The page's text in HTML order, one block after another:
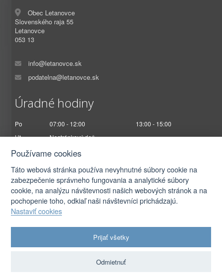
Obec Letanovce
Slovenského raja 55
Letanovce
053 13
info@letanovce.sk
podatelna@letanovce.sk
Úradné hodiny
Po 07:00 - 12:00
13:00 - 15:00
Ut
Nestránkový deň
St
07:00 - 12:00
Pi
07:00 - 12:30
Ochrana osobných údajov|Prístupnosť
Používame cookies
Táto webová stránka používa nevyhnutné súbory cookie na
zabezpečenie správneho fungovania a analytické súbory
cookie, na analýzu návštevnosti našich webových stránok a na
pochopenie toho, odkiaľ naši návštevníci prichádzajú.
Nastaviť cookies
Prijať všetky
Odmietnuť